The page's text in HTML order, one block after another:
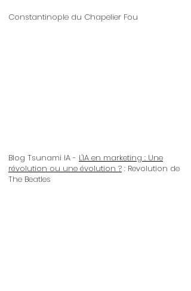
Constantinople du Chapelier Fou
Blog Tsunami IA - L'IA en marketing : Une
révolution ou une évolution ? : Revolution de
The Beatles